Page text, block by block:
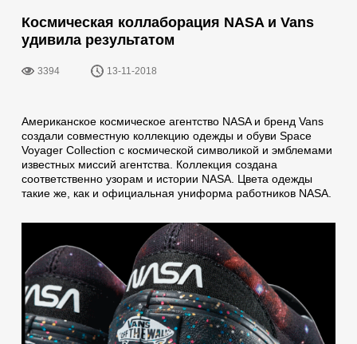
Космическая коллаборация NASA и Vans
удивила результатом
3394 13-11-2018
Американское космическое агентство NASA и бренд Vans
создали совместную коллекцию одежды и обуви Space
Voyager Collection с космической символикой и эмблемами
известных миссий агентства. Коллекция создана
соответственно узорам и истории NASA. Цвета одежды
такие же, как и официальная униформа работников NASA.